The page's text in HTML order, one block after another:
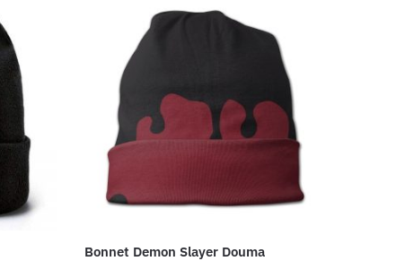
Bonnet Demon Slayer Douma